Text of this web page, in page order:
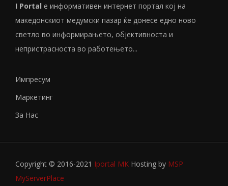
I Portal е информативен интернет портал кој на
македонскиот медумски пазар ќе донесе едно ново
светло во информирањето, објективноста и
непристрасноста во работењето...
Импресум
Маркетинг
За Нас
Copyright © 2016-2021 Iportal MK Hosting by MSP
MyServerPlace